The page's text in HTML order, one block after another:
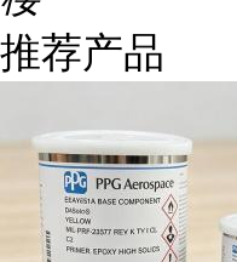
推荐产品